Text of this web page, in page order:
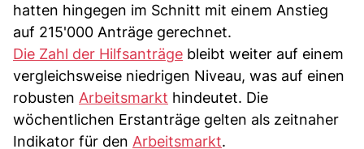
hatten hingegen im Schnitt mit einem Anstieg
auf 215'000 Anträge gerechnet.
Die Zahl der Hilfsanträge bleibt weiter auf einem
vergleichsweise niedrigen Niveau, was auf einen
robusten Arbeitsmarkt hindeutet. Die
wöchentlichen Erstanträge gelten als zeitnaher
Indikator für den Arbeitsmarkt.